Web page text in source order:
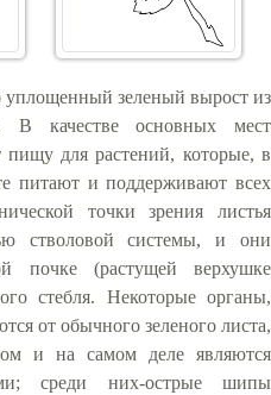
зеленый вырост из
В качестве основных мест
пищу для растений, которые, в
питают и поддерживают всех
точки зрения листья
стволовой системы, и они
почке (растущей верхушке
стебля. Некоторые органы,
от обычного зеленого листа,
и на самом деле являются
среди них-острые шипы